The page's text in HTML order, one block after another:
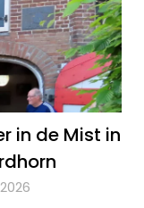
in de Mist in